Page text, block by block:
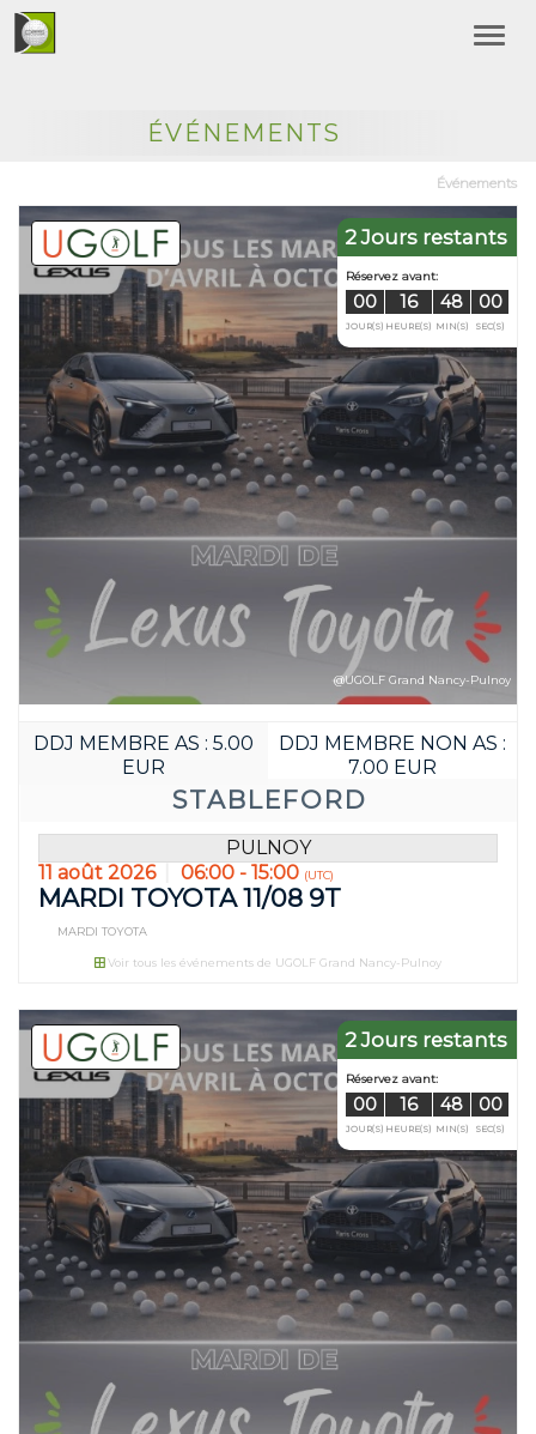
ÉVÉNEMENTS
Événements
2 Jours restants
Réservez
00 16
JOUR(S)
STABLEFORD
DDJ MEMBRE AS : 5.00
EUR
DDJ MEMBRE NON AS :
7.00 EUR
@UGOLF Grand Nancy-Pulnoy
PULNOY
11 août 2026
06:00 - 15:00 (UTC)
MARDI TOYOTA 11/08 9T
MARDI TOYOTA
Voir tous les événements de UGOLF Grand Nancy-Pulnoy
2 Jours restants
Réservez
JOUR(S)